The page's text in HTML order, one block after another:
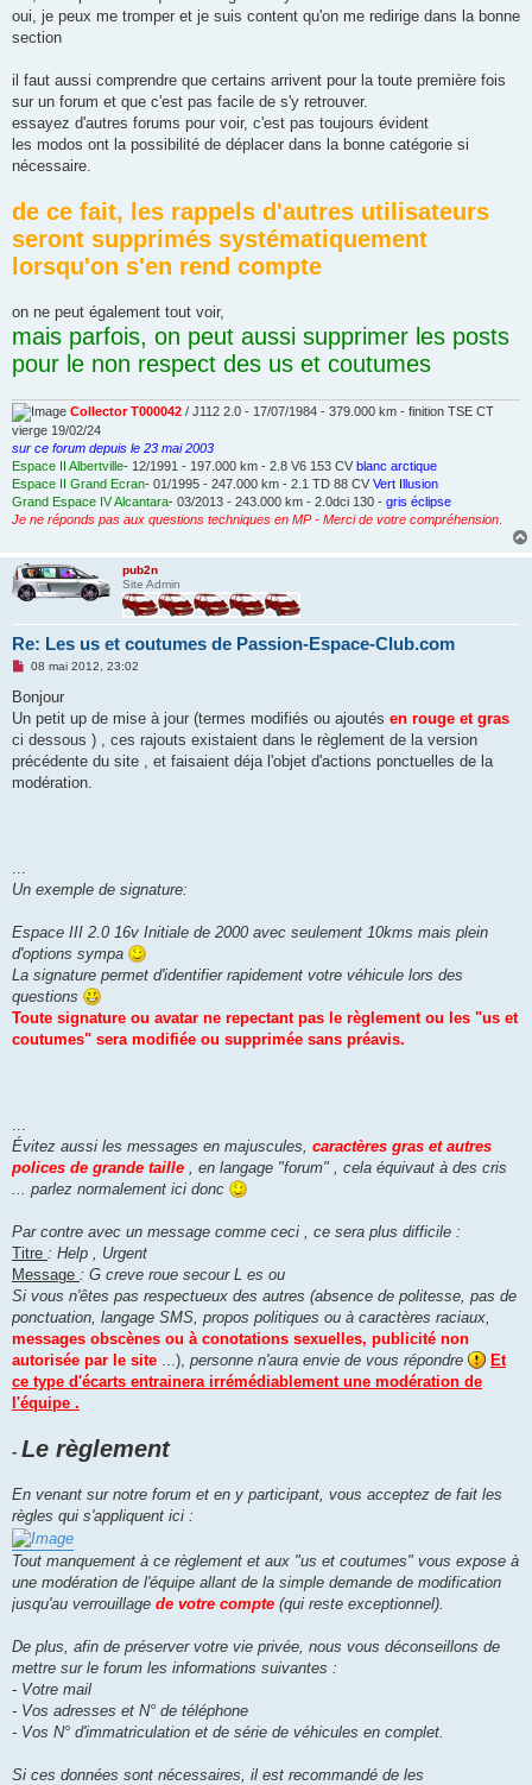
oui, je peux me tromper et je suis content qu'on me redirige dans la bonne
section
il faut aussi comprendre que certains arrivent pour la toute première fois
sur un forum et que c'est pas facile de s'y retrouver.
essayez d'autres forums pour voir, c'est pas toujours évident
les modos ont la possibilité de déplacer dans la bonne catégorie si
nécessaire.
de ce fait, les rappels d'autres utilisateurs
seront supprimés systématiquement
lorsqu'on s'en rend compte
on ne peut également tout voir,
mais parfois, on peut aussi supprimer les posts
pour le non respect des us et coutumes
Collector T000042 / J112 2.0 - 17/07/1984 - 379.000 km - finition TSE CT
vierge 19/02/24
sur ce forum depuis le 23 mai 2003
Espace II Albertville- 12/1991 - 197.000 km - 2.8 V6 153 CV blanc arctique
Espace II Grand Ecran- 01/1995 - 247.000 km - 2.1 TD 88 CV Vert Illusion
Grand Espace IV Alcantara- 03/2013 - 243.000 km - 2.0dci 130 - gris éclipse
Je ne réponds pas aux questions techniques en MP - Merci de votre compréhension
pub2n
Site Admin
Re: Les us et coutumes de Passion-Espace-Club.com
M
s
a
g
n
o
08 mai 2012, 23:02
Bonjour
Un petit up de mise à jour (termes modifiés ou ajoutés en rouge et gras
ci dessous ) , ces rajouts existaient dans le règlement de la version
précédente du site , et faisaient déja l'objet d'actions ponctuelles de la
modération.
...
Un exemple de signature:
Espace III 2.0 16v Initiale de 2000 avec seulement 10kms mais plein
d'options sympa
La signature permet d'identifier rapidement votre véhicule lors des
questions
Toute signature ou avatar ne repectant pas le règlement ou les "us et
coutumes" sera modifiée ou supprimée sans préavis.
...
Évitez aussi les messages en majuscules, caractères gras et autres
polices de grande taille , en langage "forum" , cela équivaut à des cris
... parlez normalement ici donc
Par contre avec un message comme ceci , ce sera plus difficile :
Titre : Help , Urgent
Message : G creve roue secour L es ou
Si vous n'êtes pas respectueux des autres (absence de politesse, pas de
ponctuation, langage SMS, propos politiques ou à caractères raciaux,
messages obscènes ou à conotations sexuelles, publicité non
autorisée par le site ...), personne n'aura envie de vous répondre
Et
ce type d'écarts entrainera irrémédiablement une modération de
l'équipe .
- Le règlement
En venant sur notre forum et en y participant, vous acceptez de fait les
règles qui s'appliquent ici :
Tout manquement à ce règlement et aux "us et coutumes" vous expose à
une modération de l'équipe allant de la simple demande de modification
jusqu'au verrouillage de votre compte (qui reste exceptionnel).
De plus, afin de préserver votre vie privée, nous vous déconseillons de
mettre sur le forum les informations suivantes :
- Votre mail
- Vos adresses et N° de téléphone
- Vos N° d'immatriculation et de série de véhicules en complet.
Si ces données sont nécessaires, il est recommandé de les